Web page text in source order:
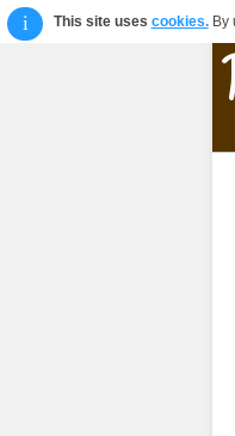
i This site uses cookies.By